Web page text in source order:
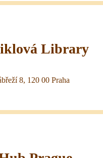
Library
8, 120 00 Praha